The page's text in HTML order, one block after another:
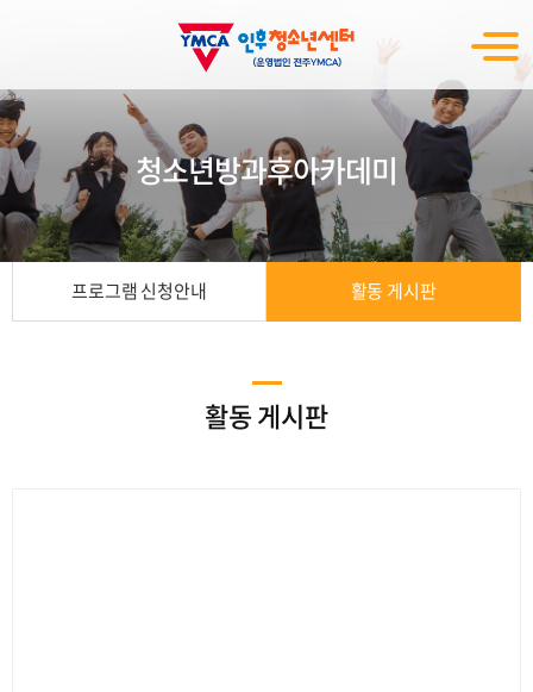
청소년방과후아카데미
프로그램 신청안내 활동 게시판
활동 게시판